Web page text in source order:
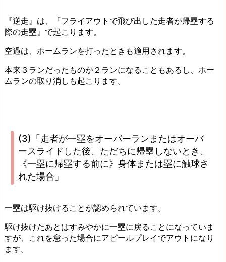
『逆走』は、『フライアウトで飛び出した走者が帰塁する
際の走塁』で起こります。
空過は、ホームランを打ったときも適用されます。
本来３ランだったものが２ランになることもあるし、ホー
ムランの取り消しも起こります。
(3)「走者が一塁をオーバーランまたはオーバ
ースライドした後、ただちに帰塁しないとき、
《一塁に帰塁する前に》身体または塁に触球さ
れた場合」
一塁は駆け抜けることが認められています。
駆け抜けたあとはすみやかに一塁に戻ることになっていま
すが、これを怠った場合にアピールプレイでアウトになり
ます。